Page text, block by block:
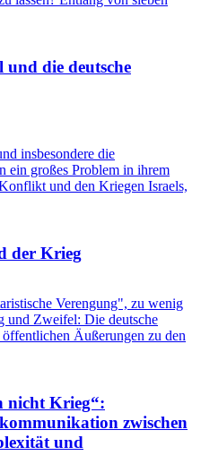
und die deutsche
insbesondere die
ein großes Problem in ihrem
und den Kriegen Israels,
der Krieg
Verengung", zu wenig
und Zweifel: Die deutsche
Äußerungen zu den
nicht Krieg“:
zwischen
und